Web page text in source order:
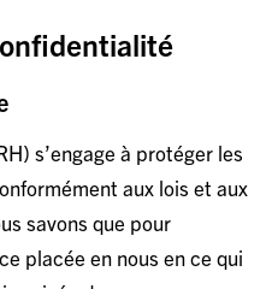
s’engage à protéger les
aux lois et aux
savons que pour
placée en nous en ce qui